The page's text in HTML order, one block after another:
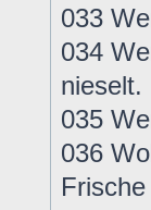
033
034
nieselt.
035
036